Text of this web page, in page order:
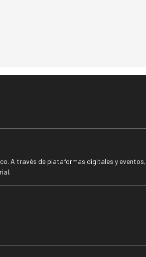
A través de plataformas digitales y eventos,